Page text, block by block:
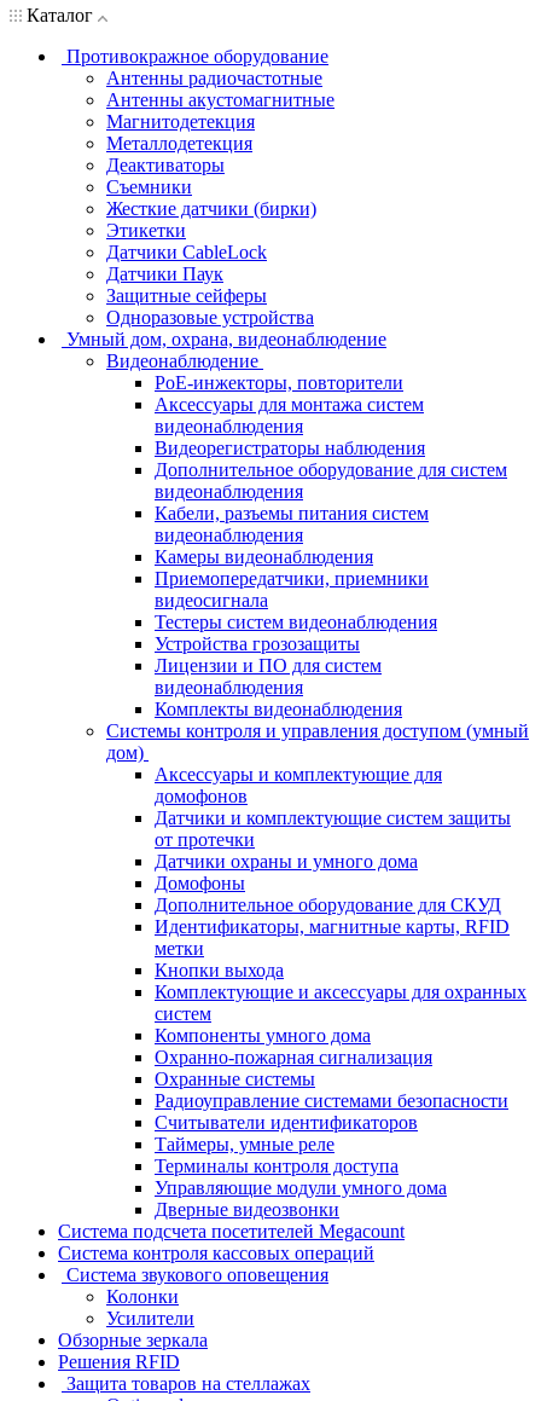
Каталог
Противокражное оборудование
Антенны радиочастотные
Антенны акустомагнитные
Магнитодетекция
Металлодетекция
Деактиваторы
Съемники
Жесткие датчики (бирки)
Этикетки
Датчики CableLock
Датчики Паук
Защитные сейферы
Одноразовые устройства
Умный дом, охрана, видеонаблюдение
Видеонаблюдение
PoE-инжекторы, повторители
Аксессуары для монтажа систем
видеонаблюдения
Видеорегистраторы наблюдения
Дополнительное оборудование для систем
видеонаблюдения
Кабели, разъемы питания систем
видеонаблюдения
Камеры видеонаблюдения
Приемопередатчики, приемники
видеосигнала
Тестеры систем видеонаблюдения
Устройства грозозащиты
Лицензии и ПО для систем
видеонаблюдения
Комплекты видеонаблюдения
Системы контроля и управления доступом (умный
дом)
Аксессуары и комплектующие для
домофонов
Датчики и комплектующие систем защиты
от протечки
Датчики охраны и умного дома
Домофоны
Дополнительное оборудование для СКУД
Идентификаторы, магнитные карты, RFID
метки
Кнопки выхода
Комплектующие и аксессуары для охранных
систем
Компоненты умного дома
Охранно-пожарная сигнализация
Охранные системы
Радиоуправление системами безопасности
Считыватели идентификаторов
Таймеры, умные реле
Терминалы контроля доступа
Управляющие модули умного дома
Дверные видеозвонки
Система подсчета посетителей Megacount
Система контроля кассовых операций
Система звукового оповещения
Колонки
Усилители
Обзорные зеркала
Решения RFID
Защита товаров на стеллажах